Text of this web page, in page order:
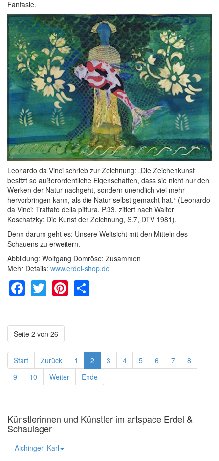
Fantasie.
Leonardo da Vinci schrieb zur Zeichnung: „Die Zeichenkunst
besitzt so außerordentliche Eigenschaften, dass sie nicht nur den
Werken der Natur nachgeht, sondern unendlich viel mehr
hervorbringen kann, als die Natur selbst gemacht hat.“ (Leonardo
da Vinci: Trattato della pittura, P.33, zitiert nach Walter
Koschatzky: Die Kunst der Zeichnung, S.7, DTV 1981).
Denn darum geht es: Unsere Weltsicht mit den Mitteln des
Schauens zu erweitern.
Abbildung: Wolfgang Domröse: Zusammen
Mehr Details: www.erdel-shop.de
Facebook
TwitterPinterest
Seite 2 von 26
Start Zurück 1 2 3 4 5 6 7
8
9
10 Weiter Ende
Künstlerinnen und Künstler im artspace Erdel &
Schaulager
Aichinger, Karl